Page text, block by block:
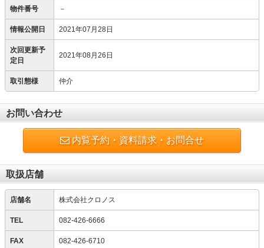
物件番号 －
情報公開日 2021年07月28日
次回更新予
定日
2021年08月26日
取引態様 仲介
お問い合わせ
内覧予約・資料請求・お問合せ
取扱店舗
店舗名 株式会社クロノス
TEL 082-426-6666
FAX 082-426-6710